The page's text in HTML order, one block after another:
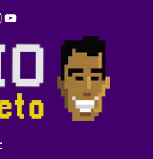
YouTube